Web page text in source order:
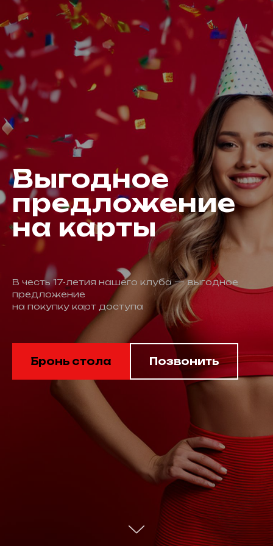
Выгодное
предложение
на карты
В честь 17-летия нашего клуба — выгодное
предложение
на покупку карт доступа
Бронь стола Позвонить